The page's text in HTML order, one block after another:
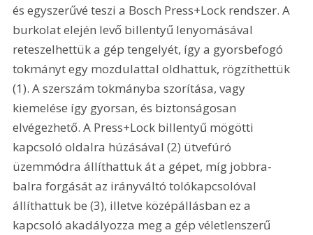
és egyszerűvé teszi a Bosch Press+Lock rendszer. A
burkolat elején levő billentyű lenyomásával
reteszelhettük a gép tengelyét, így a gyorsbefogó
tokmányt egy mozdulattal oldhattuk, rögzíthettük
(1). A szerszám tokmányba szorítása, vagy
kiemelése így gyorsan, és biztonságosan
elvégezhető. A Press+Lock billentyű mögötti
kapcsoló oldalra húzásával (2) ütvefúró
üzemmódra állíthattuk át a gépet, míg jobbra-
balra forgását az irányváltó tolókapcsolóval
állíthattuk be (3), illetve középállásban ez a
kapcsoló akadályozza meg a gép véletlenszerű